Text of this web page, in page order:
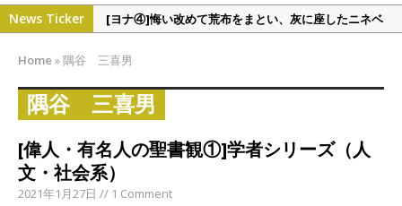
News Ticker
[ヨナ④]悔い改めて荒布をまとい、灰に座したニネベ
[偉人・有名人の聖書観①]学者シリーズ（人文・社会
系）
[ヨナ③]ヨナの切実な祈り
[ヨナ②] ヨナの時代について 〜地理〜
[ヨナ⑤]裁きたくない神様の心情、これと同じくこう
だと万物を通して語られる神様
Home »隅谷 三喜男
隅谷 三喜男
[偉人・有名人の聖書観①]学者シリーズ（人
文・社会系）
2021年1月27日 // 1 Comment